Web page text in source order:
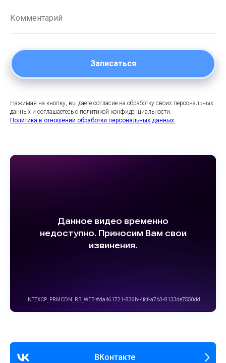
Записаться
Нажимая на кнопку, вы даете согласие на обработку своих персональных
данных и соглашаетесь с политикой конфиденциальности.
Политика в отношении обработки персональных данных.
ВКонтакте